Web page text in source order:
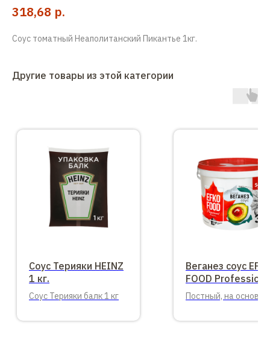
318,68 р.
Соус томатный Неаполитанский Пикантье 1кг.
Другие товары из этой категории
Соус Терияки HEINZ
1 кг.
Cоус Терияки балк 1 кг
Веганез cоус
FOOD
56%, 3 л
Постный, на основе